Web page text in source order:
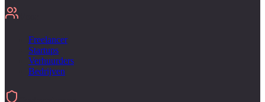
Freelancer
Startups
Verhuurders
Bedrijven